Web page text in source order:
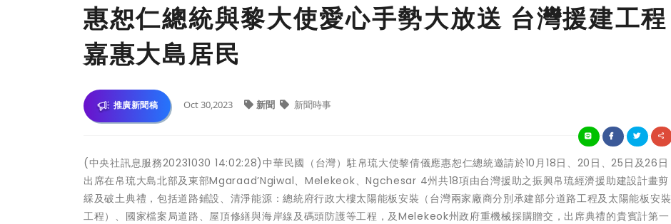
惠恕仁總統與黎大使愛心手勢大放送 台灣援建工程
嘉惠大島居民
推廣新聞稿 Oct 30,2023 新聞 新聞時事
(中央社訊息服務20231030 14:02:28)中華民國（台灣）駐帛琉大使黎倩儀應惠恕仁總統邀請於10月18日、20日、25日及26日
出席在帛琉大島北部及東部Mgaraad’Ngiwal、Melekeok、Ngchesar 4州共18項由台灣援助之振興帛琉經濟援助建設計畫剪
綵及破土典禮，包括道路鋪設、清淨能源：總統府行政大樓太陽能板安裝（台灣兩家廠商分別承建部分道路工程及太陽能板安裝
工程）、國家檔案局道路、屋頂修繕與海岸線及碼頭防護等工程，及Melekeok州政府重機械採購贈交，出席典禮的貴賓計第一